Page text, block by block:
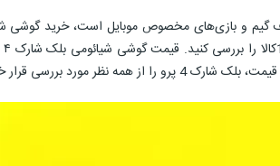
مد نظر شماست این مقاله را تا انتها بخوانید.